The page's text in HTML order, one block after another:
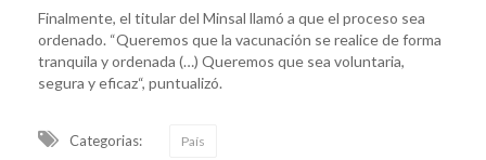
Finalmente, el titular del Minsal llamó a que el proceso sea
ordenado. “Queremos que la vacunación se realice de forma
tranquila y ordenada (…) Queremos que sea voluntaria,
segura y eficaz“, puntualizó.
Categorias: País